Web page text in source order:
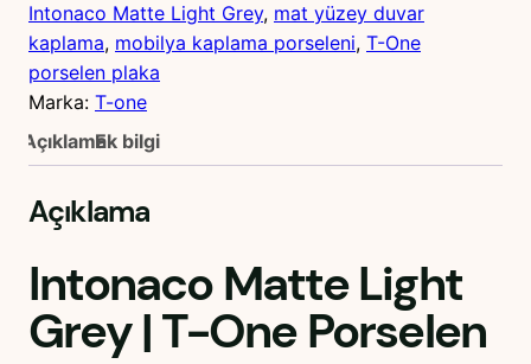
Intonaco Matte Light Grey, mat yüzey duvar
kaplama, mobilya kaplama porseleni, T-One
porselen plaka
Marka: T-one
AçıklamaEk bilgi
Açıklama
Intonaco Matte Light
Grey|T-OnePorselen